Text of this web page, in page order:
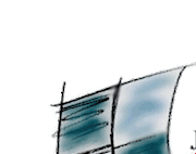
non
identifié